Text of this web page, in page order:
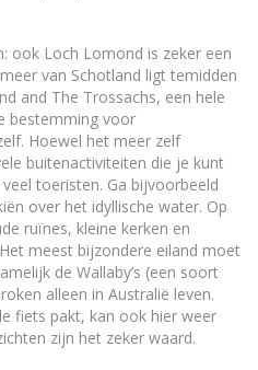
ook Loch Lomond is zeker een
van Schotland ligt temidden
and The Trossachs, een hele
bestemming voor
Hoewel het meer zelf
buitenactiviteiten die je kunt
toeristen. Ga bijvoorbeeld
over het idyllische water. Op
ruïnes, kleine kerken en
meest bijzondere eiland moet
de Wallaby’s (een soort
alleen in Australië leven.
fiets pakt, kan ook hier weer
zijn het zeker waard.